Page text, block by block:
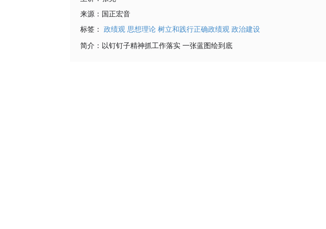
来源： 国正宏音
标签： 政绩观 思想理论 树立和践行正确政绩观 政治建设
简介： 以钉钉子精神抓工作落实 一张蓝图绘到底